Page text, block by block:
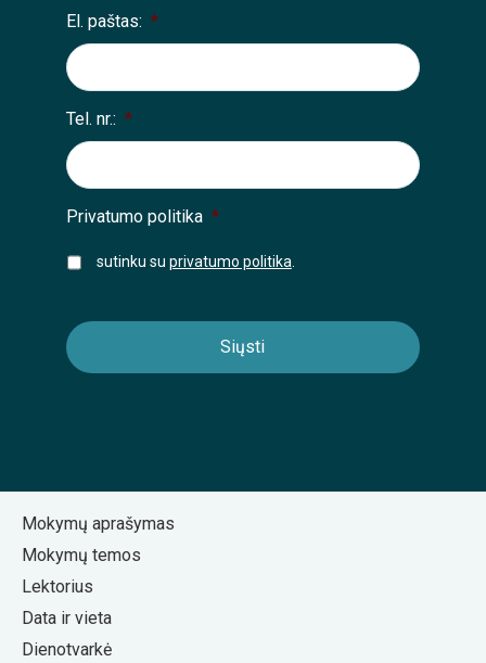
El. paštas: *
Tel. nr.: *
Privatumo politika *
sutinku su privatumo politika
Mokymų aprašymas
Mokymų temos
Lektorius
Data ir vieta
Dienotvarkė